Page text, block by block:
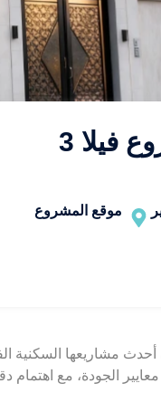
فيلا 3
موقع المشروع
مشاريعها السكنية
معايير الجودة، مع